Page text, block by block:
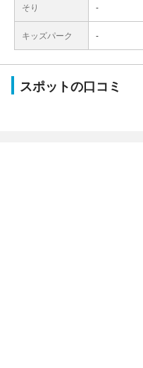
そり -
キッズパーク -
スポットの口コミ